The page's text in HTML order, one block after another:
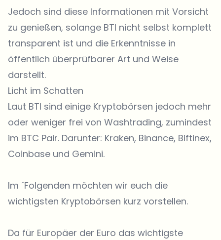
Jedoch sind diese Informationen mit Vorsicht
zu genießen, solange BTI nicht selbst komplett
transparent ist und die Erkenntnisse in
öffentlich überprüfbarer Art und Weise
darstellt.
Licht im Schatten
Laut BTI sind einige Kryptobörsen jedoch mehr
oder weniger frei von Washtrading, zumindest
im BTC Pair. Darunter: Kraken, Binance, Biftinex,
Coinbase und Gemini.
Im ´Folgenden möchten wir euch die
wichtigsten Kryptobörsen kurz vorstellen.
Da für Europäer der Euro das wichtigste